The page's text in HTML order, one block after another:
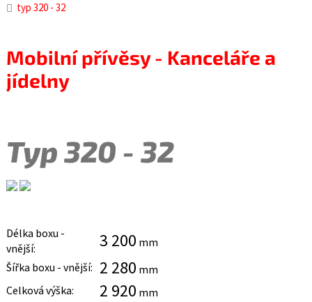
typ 320 - 32
Mobilní přívěsy - Kanceláře a
jídelny
Typ 320 - 32
Délka boxu -
vnější:
3 200 mm
Šířka boxu - vnější: 2 280 mm
Celková výška:
2 920 mm